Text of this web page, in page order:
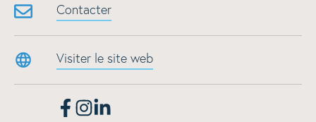
Contacter
Visiter le site web